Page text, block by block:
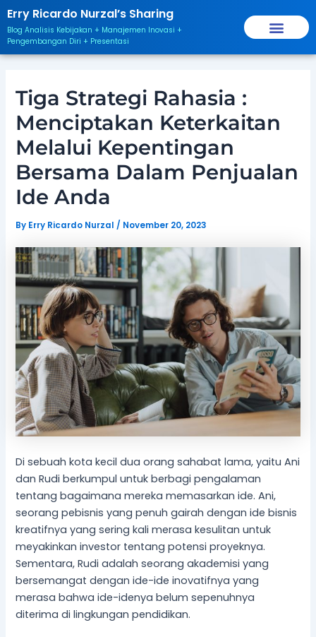
Skip
to
content
Erry Ricardo Nurzal’s Sharing
Blog Analisis Kebijakan + Manajemen Inovasi +
Pengembangan Diri + Presentasi
Tiga Strategi Rahasia :
Menciptakan Keterkaitan
Melalui Kepentingan
Bersama Dalam Penjualan
Ide Anda
By Erry Ricardo Nurzal / November 20, 2023
Di sebuah kota kecil dua orang sahabat lama, yaitu Ani
dan Rudi berkumpul untuk berbagi pengalaman
tentang bagaimana mereka memasarkan ide. Ani,
seorang pebisnis yang penuh gairah dengan ide bisnis
kreatifnya yang sering kali merasa kesulitan untuk
meyakinkan investor tentang potensi proyeknya.
Sementara, Rudi adalah seorang akademisi yang
bersemangat dengan ide-ide inovatifnya yang
merasa bahwa ide-idenya belum sepenuhnya
diterima di lingkungan pendidikan.
Post
navigation